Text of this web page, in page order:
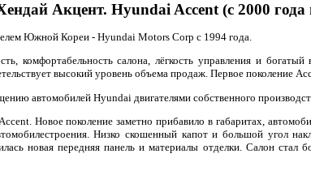
Акцент. Hyundai Accent (с 2000
Южной Кореи - Hyundai Motors Corp с 1994 года.
комфортабельность салона, лёгкость управления и
высокий уровень объема продаж. Первое поколение
автомобилей Hyundai двигателями собственного
Новое поколение заметно прибавило в габаритах,
Низко скошенный капот и большой угол
новая передняя панель и материалы отделки. Салон